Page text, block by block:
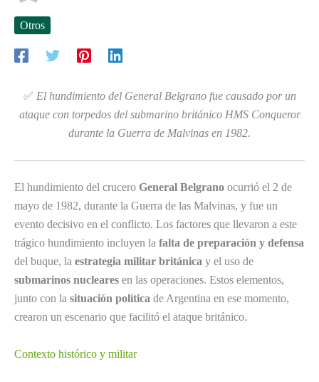
Otros
✅ El hundimiento del General Belgrano fue causado por un
ataque con torpedos del submarino británico HMS Conqueror
durante la Guerra de Malvinas en 1982.
El hundimiento del crucero General Belgrano ocurrió el 2 de
mayo de 1982, durante la Guerra de las Malvinas, y fue un
evento decisivo en el conflicto. Los factores que llevaron a este
trágico hundimiento incluyen la falta de preparación y defensa
del buque, la estrategia militar británica y el uso de
submarinos nucleares en las operaciones. Estos elementos,
junto con la situación política de Argentina en ese momento,
crearon un escenario que facilitó el ataque británico.
Contexto histórico y militar